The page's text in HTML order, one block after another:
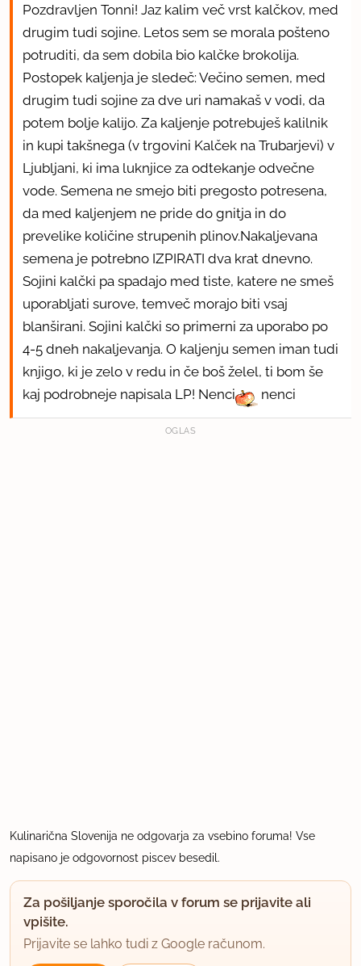
Pozdravljen Tonni! Jaz kalim več vrst kalčkov, med
drugim tudi sojine. Letos sem se morala pošteno
potruditi, da sem dobila bio kalčke brokolija.
Postopek kaljenja je sledeč: Večino semen, med
drugim tudi sojine za dve uri namakaš v vodi, da
potem bolje kalijo. Za kaljenje potrebuješ kalilnik
in kupi takšnega (v trgovini Kalček na Trubarjevi) v
Ljubljani, ki ima luknjice za odtekanje odvečne
vode. Semena ne smejo biti pregosto potresena,
da med kaljenjem ne pride do gnitja in do
prevelike količine strupenih plinov.Nakaljevana
semena je potrebno IZPIRATI dva krat dnevno.
Sojini kalčki pa spadajo med tiste, katere ne smeš
uporabljati surove, temveč morajo biti vsaj
blanširani. Sojini kalčki so primerni za uporabo po
4-5 dneh nakaljevanja. O kaljenju semen iman tudi
knjigo, ki je zelo v redu in če boš želel, ti bom še
kaj podrobneje napisala LP! Nenci
nenci
OGLAS
Kulinarična Slovenija ne odgovarja za vsebino foruma! Vse
napisano je odgovornost piscev besedil.
Za pošiljanje sporočila v forum se prijavite ali
vpišite.
Prijavite se lahko tudi z Google računom.